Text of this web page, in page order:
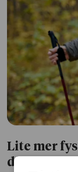
Lite mer
dödsfall